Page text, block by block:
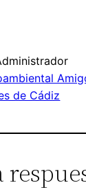
de Cádiz